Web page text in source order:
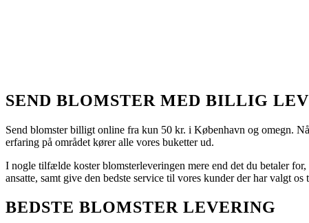
SEND BLOMSTER MED BILLIG
Send blomster billigt online fra kun 50 kr. i København og omegn.
erfaring på området kører alle vores buketter ud.
I nogle tilfælde koster blomsterleveringen mere end det du betaler
ansatte, samt give den bedste service til vores kunder der har valgt os
BEDSTE BLOMSTER LEVERING